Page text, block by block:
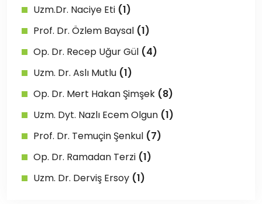
Uzm.Dr. Naciye Eti (1)
Prof. Dr. Özlem Baysal (1)
Op. Dr. Recep Uğur Gül (4)
Uzm. Dr. Aslı Mutlu (1)
Op. Dr. Mert Hakan Şimşek (8)
Uzm. Dyt. Nazlı Ecem Olgun (1)
Prof. Dr. Temuçin Şenkul (7)
Op. Dr. Ramadan Terzi (1)
Uzm. Dr. Derviş Ersoy (1)